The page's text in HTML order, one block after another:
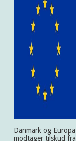
Danmark og
modtager tilskud